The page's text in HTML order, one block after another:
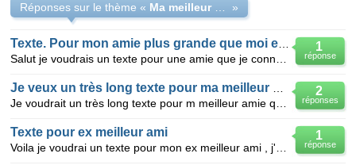
Réponses sur le thème « »
1
réponse
2
réponses
1
réponse
Texte pour ex meilleur ami